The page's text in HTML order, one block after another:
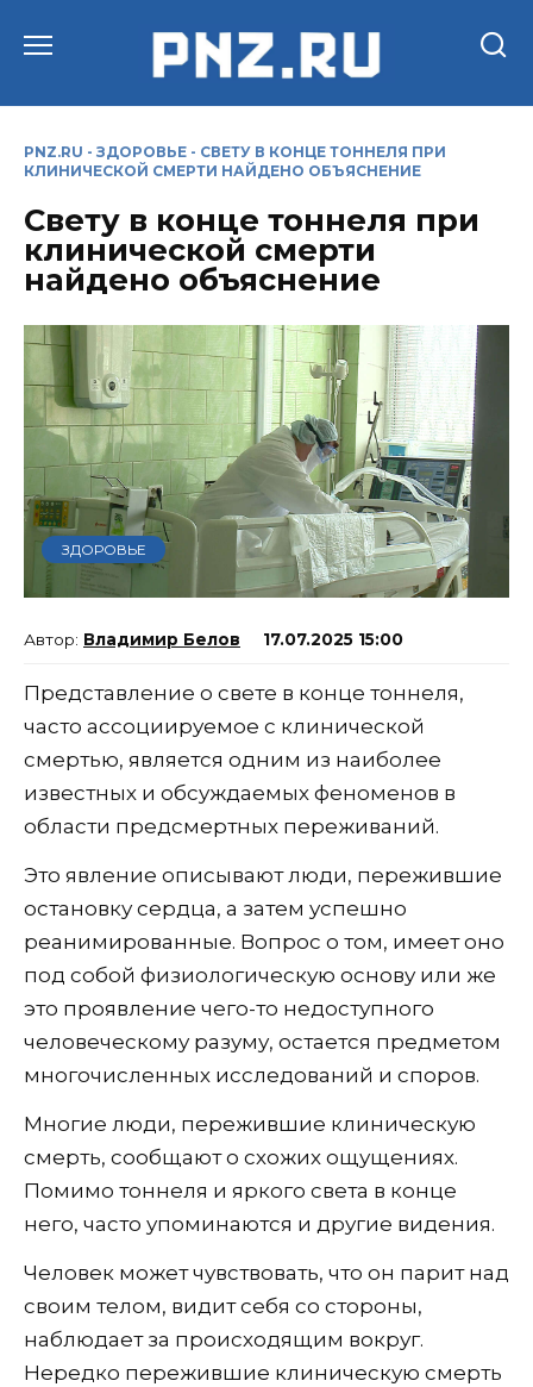
PNZ.RU - ЗДОРОВЬЕ - СВЕТУ В КОНЦЕ ТОННЕЛЯ ПРИ
КЛИНИЧЕСКОЙ СМЕРТИ НАЙДЕНО ОБЪЯСНЕНИЕ
Свету в конце тоннеля при
клинической смерти
найдено объяснение
ЗДОРОВЬЕ
Владимир Белов 17.07.2025 15:00
Представление о свете в конце тоннеля,
часто ассоциируемое с клинической
смертью, является одним из наиболее
известных и обсуждаемых феноменов в
области предсмертных переживаний.
Это явление описывают люди, пережившие
остановку сердца, а затем успешно
реанимированные. Вопрос о том, имеет оно
под собой физиологическую основу или же
это проявление чего-то недоступного
человеческому разуму, остается предметом
многочисленных исследований и споров.
Многие люди, пережившие клиническую
смерть, сообщают о схожих ощущениях.
Помимо тоннеля и яркого света в конце
него, часто упоминаются и другие видения.
Человек может чувствовать, что он парит над
своим телом, видит себя со стороны,
наблюдает за происходящим вокруг.
Нередко пережившие клиническую смерть